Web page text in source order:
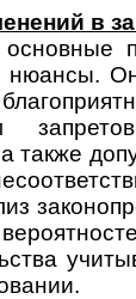
в
также